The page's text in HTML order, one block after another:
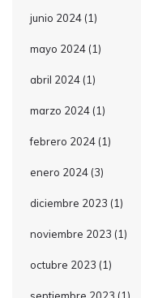
junio 2024 (1)
mayo 2024 (1)
abril 2024 (1)
marzo 2024 (1)
febrero 2024 (1)
enero 2024 (3)
diciembre 2023 (1)
noviembre 2023 (1)
octubre 2023 (1)